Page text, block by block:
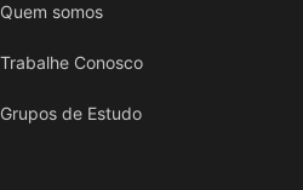
Quem somos
Trabalhe Conosco
Grupos de Estudo